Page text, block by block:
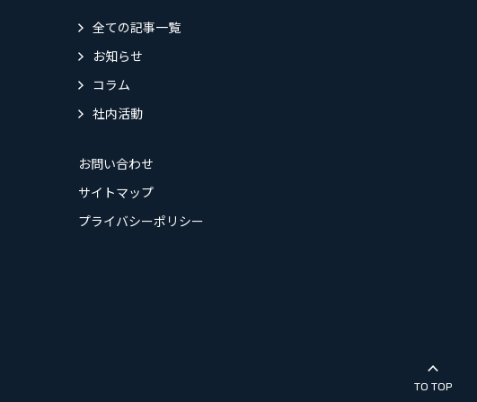
TO TOP
全ての記事一覧
お知らせ
コラム
社内活動
お問い合わせ
サイトマップ
プライバシーポリシー